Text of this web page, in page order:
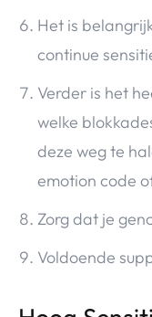
Het is
continue
Verder is het
welke
deze weg te
emotion code
Zorg dat je
Voldoende